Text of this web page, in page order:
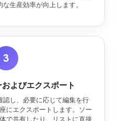
生産効率が向上します。
3
よびエクスポート
し、必要に応じて編集を行
にエクスポートします。ソー
で共有したり、リストに直接